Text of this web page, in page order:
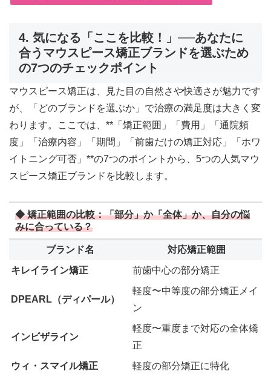
4. 気になる「ここを比較！」──あなたに
合うマウスピース矯正ブランドを選ぶため
の7つのチェックポイント
マウスピース矯正は、見た目の自然さや快適さが魅力です
が、「どのブランドを選ぶか」で治療の満足度は大きく変
わります。ここでは、**「矯正範囲」「費用」「通院頻
度」「治療内容」「期間」「前歯だけの矯正対応」「ホワ
イトニング可否」**の7つのポイントから、5つの人気マウ
スピース矯正ブランドを比較します。
◆ 矯正範囲の比較：「部分」か「全体」か、自分の悩
みに合っている？
ブランド名
対応矯正範囲
キレイライン矯正
前歯中心の部分矯正
DPEARL（ディパール）
軽度〜中等度の部分矯正メイ
ン
インビザライン
軽度〜重度まで対応の全体矯
正
ウィ・スマイル矯正
軽度の部分矯正に特化